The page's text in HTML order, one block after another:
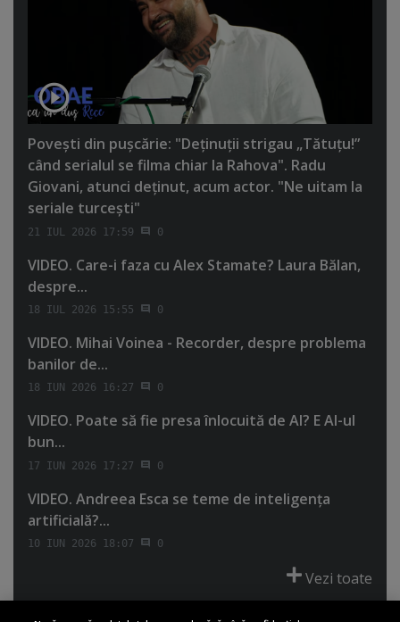
Poveşti din puşcărie: "Deţinuţii strigau „Tătuţu!”
când serialul se filma chiar la Rahova". Radu
Giovani, atunci deţinut, acum actor. "Ne uitam la
seriale turceşti"
21 IUL 2026 17:59 0
VIDEO. Care-i faza cu Alex Stamate? Laura Bălan,
despre...
18 IUL 2026 15:55 0
VIDEO. Mihai Voinea - Recorder, despre problema
banilor de...
18 IUN 2026 16:27 0
VIDEO. Poate să fie presa înlocuită de AI? E AI-ul
bun...
17 IUN 2026 17:27 0
VIDEO. Andreea Esca se teme de inteligenţa
artificială?...
10 IUN 2026 18:07 0
Vezi toate